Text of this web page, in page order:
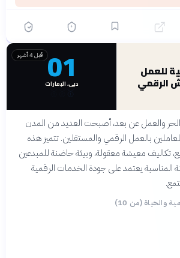
للعمل
الرقمي
قبل 4 أشهر 01
دبي، الإمارات
الحر والعمل عن بعد، أصبحت العديد من المدن
بالعمل الرقمي والمستقلين. تتميز هذه
تكاليف معيشة معقولة، وبيئة حاضنة للمبدعين
المناسبة يعتمد على جودة الخدمات الرقمية
والحياة (من 10)